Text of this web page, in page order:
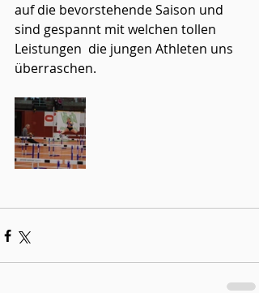
auf die bevorstehende Saison und
sind gespannt mit welchen tollen
Leistungen  die jungen Athleten uns
überraschen.